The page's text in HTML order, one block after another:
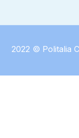
2022 © Politalia